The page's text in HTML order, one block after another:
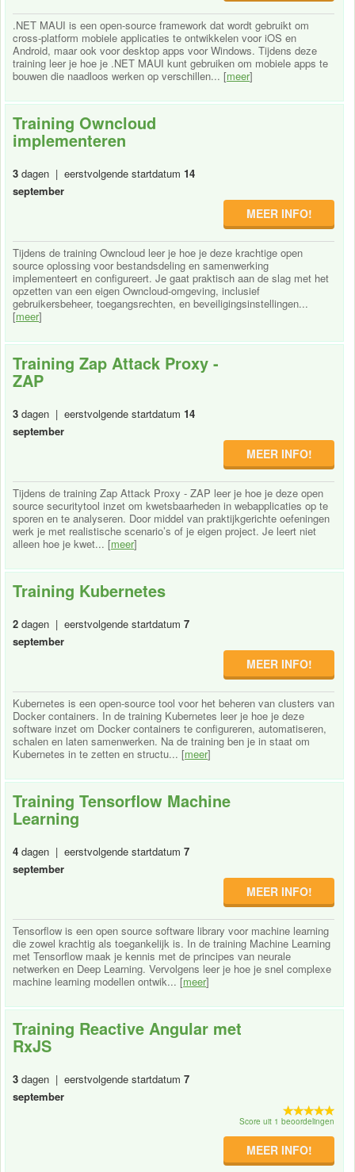
.NET MAUI is een open-source framework dat wordt gebruikt om
cross-platform mobiele applicaties te ontwikkelen voor iOS en
Android, maar ook voor desktop apps voor Windows. Tijdens deze
training leer je hoe je .NET MAUI kunt gebruiken om mobiele apps te
bouwen die naadloos werken op verschillen... [meer]
Training Owncloud
implementeren
3 dagen | eerstvolgende startdatum 14
september
MEER INFO!
Tijdens de training Owncloud leer je hoe je deze krachtige open
source oplossing voor bestandsdeling en samenwerking
implementeert en configureert. Je gaat praktisch aan de slag met het
opzetten van een eigen Owncloud-omgeving, inclusief
gebruikersbeheer, toegangsrechten, en beveiligingsinstellingen...
[meer]
Training Zap Attack Proxy -
ZAP
3 dagen | eerstvolgende startdatum 14
september
MEER INFO!
Tijdens de training Zap Attack Proxy - ZAP leer je hoe je deze open
source securitytool inzet om kwetsbaarheden in webapplicaties op te
sporen en te analyseren. Door middel van praktijkgerichte oefeningen
werk je met realistische scenario’s of je eigen project. Je leert niet
alleen hoe je kwet... [meer]
Training Kubernetes
2 dagen | eerstvolgende startdatum 7
september
MEER INFO!
Kubernetes is een open-source tool voor het beheren van clusters van
Docker containers. In de training Kubernetes leer je hoe je deze
software inzet om Docker containers te configureren, automatiseren,
schalen en laten samenwerken. Na de training ben je in staat om
Kubernetes in te zetten en structu... [meer]
Training Tensorflow Machine
Learning
4 dagen | eerstvolgende startdatum 7
september
MEER INFO!
Tensorflow is een open source software library voor machine learning
die zowel krachtig als toegankelijk is. In de training Machine Learning
met Tensorflow maak je kennis met de principes van neurale
netwerken en Deep Learning. Vervolgens leer je hoe je snel complexe
machine learning modellen ontwik... [meer]
Training Reactive Angular met
RxJS
3 dagen | eerstvolgende startdatum 7
september
Score uit 1 beoordelingen
MEER INFO!